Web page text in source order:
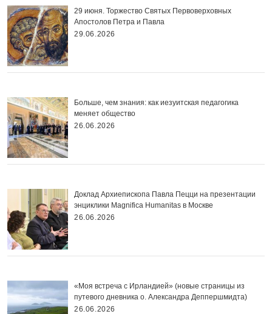
29 июня. Торжество Святых Первоверховных
Апостолов Петра и Павла
29.06.2026
Больше, чем знания: как иезуитская педагогика
меняет общество
26.06.2026
Доклад Архиепископа Павла Пецци на презентации
энциклики Magnifica Нumanitas в Москве
26.06.2026
«Моя встреча с Ирландией» (новые страницы из
путевого дневника о. Александра Деппершмидта)
26.06.2026